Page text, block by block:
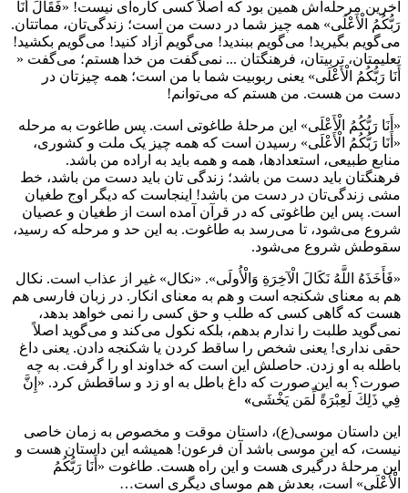
آخرین مرحله‌اش همین بود که اصلاً کسی کاره‌ای نیست! «فَقَالَ أَنَا
رَبُّكُمُ الْأَعْلَى» همه چیز شما در دست من است؛ زندگی‌تان، مماتتان.
می‌گویم بگیرید! می‌گویم ببندید! می‌گویم آزاد کنید! می‌گویم بکشید!
تعليمتان، تربيتان، فرهنگتان ... نمی‌گفت من خدا هستم؛ می‌گفت «
أَنَا رَبُّكُمُ الْأَعْلَى» یعنی ربوبیت شما با من است؛ همه چیزتان در
دست من هست. من هستم که می‌توانم!
«أَنَا رَبُّكُمُ الْأَعْلَى» این مرحلۀ طاغوتی است. پس طاغوت به مرحله
«أَنَا رَبُّكُمُ الْأَعْلَى» رسیدن است که همه چیز یک ملت و کشوری،
منابع طبیعی، استعدادها، همه و همه باید به اراده من باشد.
فرهنگتان باید دست من باشد؛ زندگی تان باید دست من باشد، خط
مشی زندگی‌تان در دست من باشد! اینجاست که دیگر اوج طغیان
است. پس این طاغوتی که در قرآن آمده است از طغیان و عصیان
شروع می‌شود، تا می‌رسد به طاغوت. به این حد و مرحله که رسید،
سقوطش شروع می‌شود.
«فَأَخَذَهُ اللَّهُ نَكَالَ الْآخِرَةِ وَالْأُولَى». «نکال» غیر از عذاب است. نکال
هم به معنای شکنجه است و هم به معنای انکار. در زبان فارسی هم
هست که گاهی کسی که طلب و حق کسی را نمی خواهد بدهد،
نمی‌گوید طلبت را ندارم بدهم، بلکه نکول می‌کند و می‌گوید اصلاً
حقی نداری! یعنی شخص را ساقط کردن یا شکنجه دادن. یعنی داغ
باطله به او زدن. حاصلش این است که خداوند او را گرفت. به چه
صورت؟ به این صورت که داغ باطل به او زد و ساقطش کرد. «إِنَّ
فِي ذَلِكَ لَعِبْرَةً لِّمَن يَخْشَى»
این داستان موسی(ع)، داستان موقت و مخصوص به زمان خاصی
نیست، که این موسی باشد آن فرعون! همیشه این داستان هست و
این مرحلۀ درگیری هست و این راه هست. طاغوت «أَنَا رَبُّكُمُ
الْأَعْلَى» است، بعدش هم موسای دیگری است…